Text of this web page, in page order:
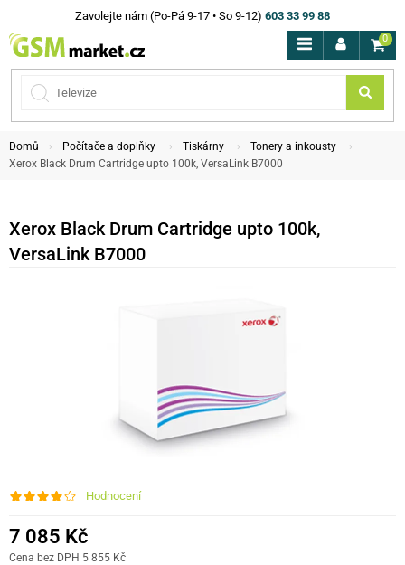
Zavolejte nám (Po-Pá 9-17 • So 9-12) 603 33 99 88
0
Domů Počítače a doplňky Tiskárny
Tonery a inkousty
Xerox Black Drum Cartridge upto 100k, VersaLink B7000
Xerox Black Drum Cartridge upto 100k,
VersaLink B7000
Hodnocení
7 085 Kč
Cena bez DPH 5 855 Kč